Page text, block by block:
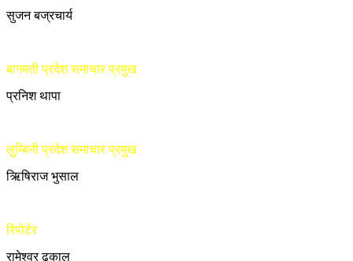
सुजन बज्रचार्य
बागमती प्रदेश समाचार प्रमुख
प्रनिश थापा
लुम्बिनी प्रदेश समाचार प्रमुख
ऋिषिराज भुसाल
रिपोर्टर
रामेश्वर ढकाल